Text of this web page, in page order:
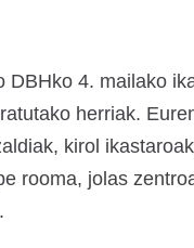
4. mailako
herriak.
kirol
rooma, jolas